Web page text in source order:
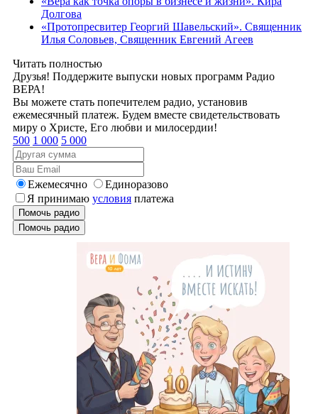
Долгова
«Протопресвитер Георгий Шавельский». Священник
Илья Соловьев, Священник Евгений Агеев
Читать полностью
Друзья! Поддержите выпуски новых программ Радио
ВЕРА!
Вы можете стать попечителем радио, установив
ежемесячный платеж. Будем вместе свидетельствовать
миру о Христе, Его любви и милосердии!
500 1 000 5 000
Ежемесячно
Единоразово
Я принимаю условия платежа
Помочь радио
Помочь радио